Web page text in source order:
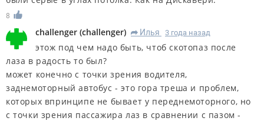
8
challenger (challenger) R Илья 3 года назад
этож под чем надо быть, чтоб скотопаз после
лаза в радость то был?
может конечно с точки зрения водителя,
заднемоторный автобус - это гора треша и проблем,
которых впринципе не бывает у переднемоторного, но
с точки зрения пассажира лаз в сравнении с пазом -